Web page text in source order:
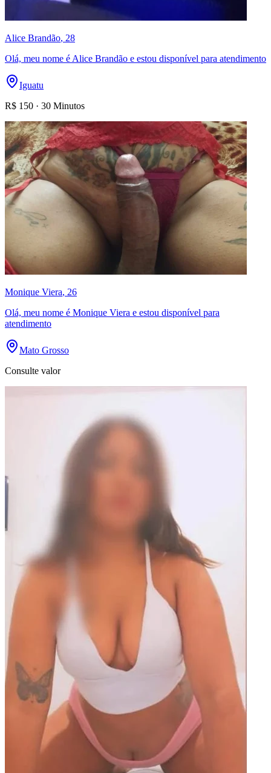
Alice Brandão, 28
Olá, meu nome é Alice Brandão e estou disponível para atendimento
Iguatu
R$ 150 · 30 Minutos
Monique Viera, 26
Olá, meu nome é Monique Viera e estou disponível para
atendimento
Mato Grosso
Consulte valor